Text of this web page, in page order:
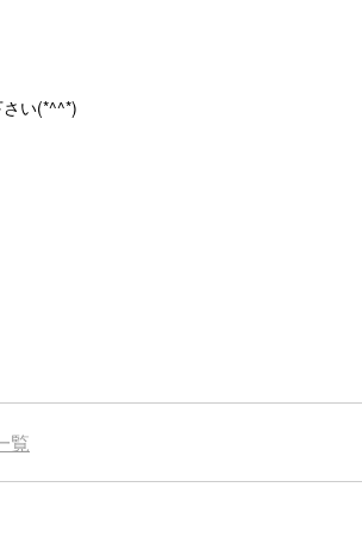
い(*^^*)
覧